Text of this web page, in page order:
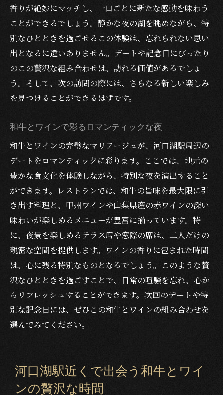
香りが絶妙にマッチし、一口ごとに新たな感動を味わう
ことができるでしょう。静かな夜の湖を眺めながら、特
別なひとときを過ごせるこの体験は、忘れられない思い
出となるに違いありません。デートや記念日にぴったり
のこの贅沢な組み合わせは、訪れる価値があるでしょ
う。そして、次の訪問の際には、さらなる新しい楽しみ
を見つけることができるはずです。
和牛とワインで彩るロマンティックな夜
和牛とワインの完璧なマリアージュが、河口湖駅周辺の
デートをロマンティックに彩ります。ここでは、地元の
豊かな食文化を体験しながら、特別な夜を演出すること
ができます。レストランでは、和牛の旨味を最大限に引
き出す料理と、甲州ワインや山梨県産の赤ワインの深い
味わいが楽しめるメニューが豊富に揃っています。特
に、夜景を楽しめるテラス席や窓際の席は、二人だけの
親密な空間を提供します。ワインの香りに包まれた時間
は、心に残る特別なものとなるでしょう。このような贅
沢なひとときを過ごすことで、日常の喧騒を忘れ、心か
らリフレッシュすることができます。次回のデートや特
別な記念日には、ぜひこの和牛とワインの組み合わせを
選んでみてください。
河口湖駅近くで出会う和牛とワイ
ンの贅沢な時間